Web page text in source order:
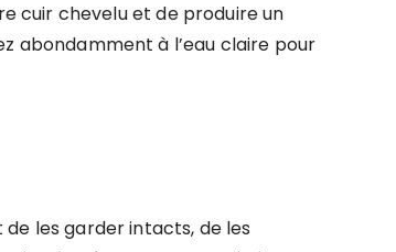
cuir chevelu et de produire un
abondamment à l’eau claire pour
les garder intacts, de les